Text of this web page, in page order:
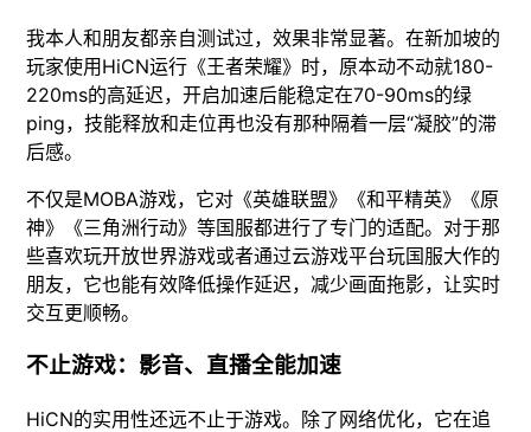
我本人和朋友都亲自测试过，效果非常显著。在新加坡的
玩家使用HiCN运行《王者荣耀》时，原本动不动就180-
220ms的高延迟，开启加速后能稳定在70-90ms的绿
ping，技能释放和走位再也没有那种隔着一层“凝胶”的滞
后感。
不仅是MOBA游戏，它对《英雄联盟》《和平精英》《原
神》《三角洲行动》等国服都进行了专门的适配。对于那
些喜欢玩开放世界游戏或者通过云游戏平台玩国服大作的
朋友，它也能有效降低操作延迟，减少画面拖影，让实时
交互更顺畅。
不止游戏：影音、直播全能加速
HiCN的实用性还远不止于游戏。除了网络优化，它在追